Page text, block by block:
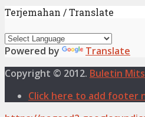
Terjemahan / Translate
Powered by
Translate
Copyright © 2012. Buletin
Click here to add footer